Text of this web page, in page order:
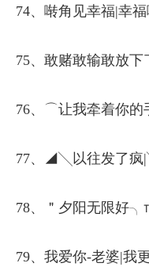
74、啭角见幸福|幸
75、敢赌敢输敢放
76、⌒让我牵着你
77、◢╲以往发了
78、＂夕阳无限好
79、我爱你-老婆|我